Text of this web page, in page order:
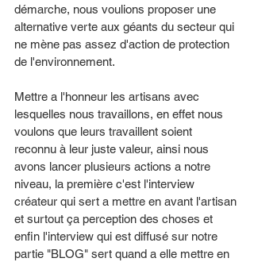
démarche, nous voulions proposer une
alternative verte aux géants du secteur qui
ne mène pas assez d'action de protection
de l'environnement.
Mettre a l'honneur les artisans avec
lesquelles nous travaillons, en effet nous
voulons que leurs travaillent soient
reconnu à leur juste valeur, ainsi nous
avons lancer plusieurs actions a notre
niveau, la première c'est l'interview
créateur qui sert a mettre en avant l'artisan
et surtout ça perception des choses et
enfin l'interview qui est diffusé sur notre
partie "BLOG" sert quand a elle mettre en